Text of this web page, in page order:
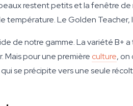
restent petits et la fenêtre de
Le Golden Teacher,
de notre gamme. La variété B+
Mais pour une première culture, on
se précipite vers une seule